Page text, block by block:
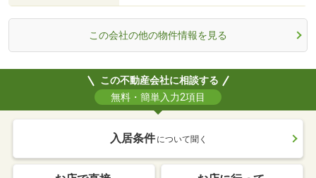
この会社の他の物件情報を見る
この不動産会社に相談する
無料・簡単入力2項目
入居条件 について聞く